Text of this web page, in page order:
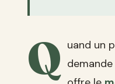
Q uand un